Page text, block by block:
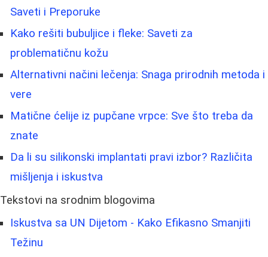
Saveti i Preporuke
Kako rešiti bubuljice i fleke: Saveti za
problematičnu kožu
Alternativni načini lečenja: Snaga prirodnih metoda i
vere
Matične ćelije iz pupčane vrpce: Sve što treba da
znate
Da li su silikonski implantati pravi izbor? Različita
mišljenja i iskustva
Tekstovi na srodnim blogovima
Iskustva sa UN Dijetom - Kako Efikasno Smanjiti
Težinu